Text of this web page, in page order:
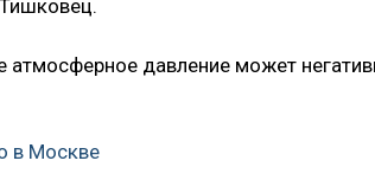
атмосферное давление может
в Москве